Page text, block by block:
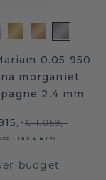
0.05 950
morganiet
2.4 mm
€ 1.059,-
Tax & BTW
budget